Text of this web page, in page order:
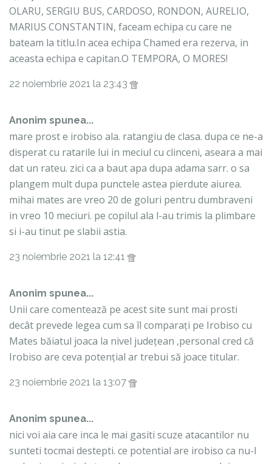
OLARU, SERGIU BUS, CARDOSO, RONDON, AURELIO,
MARIUS CONSTANTIN, faceam echipa cu care ne
bateam la titlu.In acea echipa Chamed era rezerva, in
aceasta echipa e capitan.O TEMPORA, O MORES!
22 noiembrie 2021 la 23:43
Anonim spunea...
mare prost e irobiso ala. ratangiu de clasa. dupa ce ne-a
disperat cu ratarile lui in meciul cu clinceni, aseara a mai
dat un rateu. zici ca a baut apa dupa adama sarr. o sa
plangem mult dupa punctele astea pierdute aiurea.
mihai mates are vreo 20 de goluri pentru dumbraveni
in vreo 10 meciuri. pe copilul ala l-au trimis la plimbare
si i-au tinut pe slabii astia.
23 noiembrie 2021 la 12:41
Anonim spunea...
Unii care comentează pe acest site sunt mai prosti
decât prevede legea cum sa îl comparați pe Irobiso cu
Mates băiatul joaca la nivel județean ,personal cred că
Irobiso are ceva potențial ar trebui să joace titular.
23 noiembrie 2021 la 13:07
Anonim spunea...
nici voi aia care inca le mai gasiti scuze atacantilor nu
sunteti tocmai destepti. ce potential are irobiso ca nu-l